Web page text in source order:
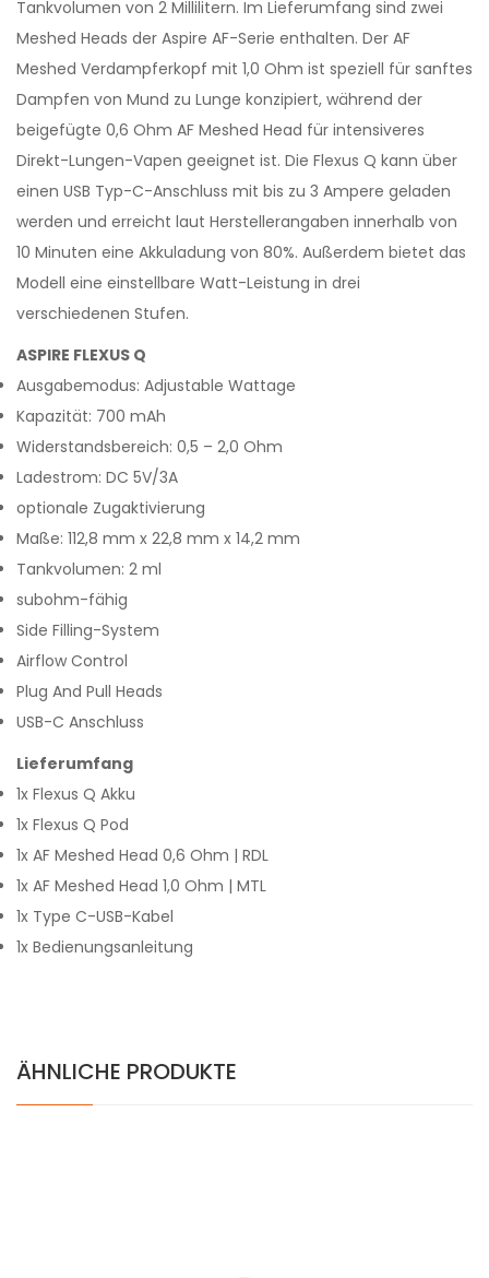
Tankvolumen von 2 Millilitern. Im Lieferumfang sind zwei
Meshed Heads der Aspire AF-Serie enthalten. Der AF
Meshed Verdampferkopf mit 1,0 Ohm ist speziell für sanftes
Dampfen von Mund zu Lunge konzipiert, während der
beigefügte 0,6 Ohm AF Meshed Head für intensiveres
Direkt-Lungen-Vapen geeignet ist. Die Flexus Q kann über
einen USB Typ-C-Anschluss mit bis zu 3 Ampere geladen
werden und erreicht laut Herstellerangaben innerhalb von
10 Minuten eine Akkuladung von 80%. Außerdem bietet das
Modell eine einstellbare Watt-Leistung in drei
verschiedenen Stufen.
ASPIRE FLEXUS Q
Ausgabemodus: Adjustable Wattage
Kapazität: 700 mAh
Widerstandsbereich: 0,5 – 2,0 Ohm
Ladestrom: DC 5V/3A
optionale Zugaktivierung
Maße: 112,8 mm x 22,8 mm x 14,2 mm
Tankvolumen: 2 ml
subohm-fähig
Side Filling-System
Airflow Control
Plug And Pull Heads
USB-C Anschluss
Lieferumfang
1x Flexus Q Akku
1x Flexus Q Pod
1x AF Meshed Head 0,6 Ohm | RDL
1x AF Meshed Head 1,0 Ohm | MTL
1x Type C-USB-Kabel
1x Bedienungsanleitung
ÄHNLICHE PRODUKTE